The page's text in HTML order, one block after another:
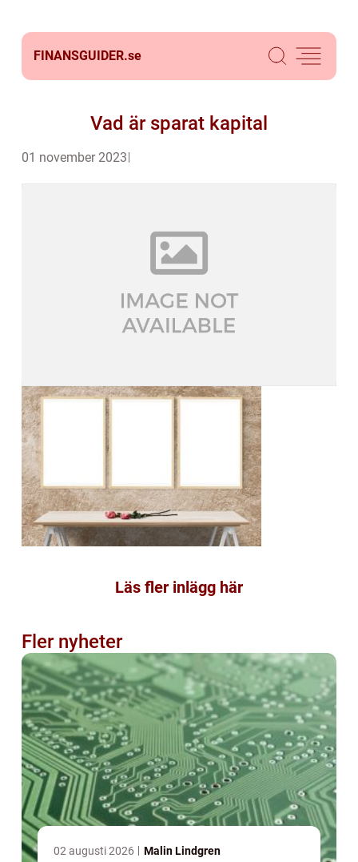
FINANSGUIDER.se
Vad är sparat kapital
01 november 2023
Läs fler inlägg här
Fler nyheter
02 augusti 2026 Malin Lindgren